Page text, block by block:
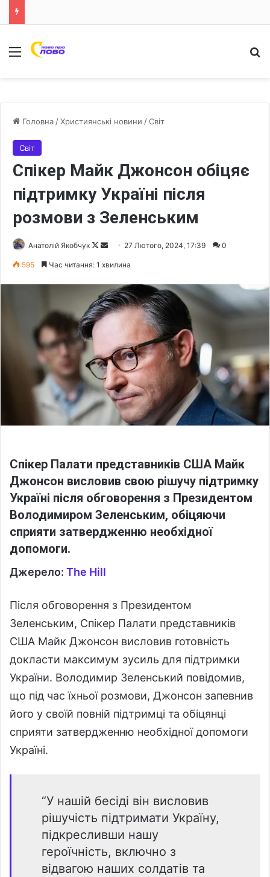
Меню
Головна /Християнські новини /Світ
Світ
Спікер Майк Джонсон обіцяє
підтримку Україні після
розмови з Зеленським
Анатолій Якобчук
F
o
w
X
d
a
n
m
a
l
27 Лютого, 2024, 17:39 0
595 Час читання: 1 хвилина
Спікер Палати представників США Майк
Джонсон висловив свою рішучу підтримку
Україні після обговорення з Президентом
Володимиром Зеленським, обіцяючи
сприяти затвердженню необхідної
допомоги.
Джерело: The Hill
Після обговорення з Президентом
Зеленським, Спікер Палати представників
США Майк Джонсон висловив готовність
докласти максимум зусиль для підтримки
України. Володимир Зеленський повідомив,
що під час їхньої розмови, Джонсон запевнив
його у своїй повній підтримці та обіцянці
сприяти затвердженню необхідної допомоги
Україні.
“У нашій бесіді він висловив
рішучість підтримати Україну,
підкресливши нашу
героїчність, включно з
відвагою наших солдатів та